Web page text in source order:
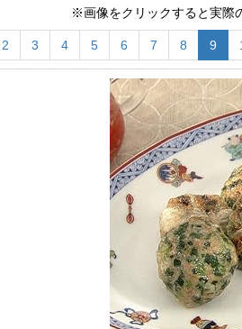
※画像をクリックすると実際
2 3 4 5 6 7 8 9